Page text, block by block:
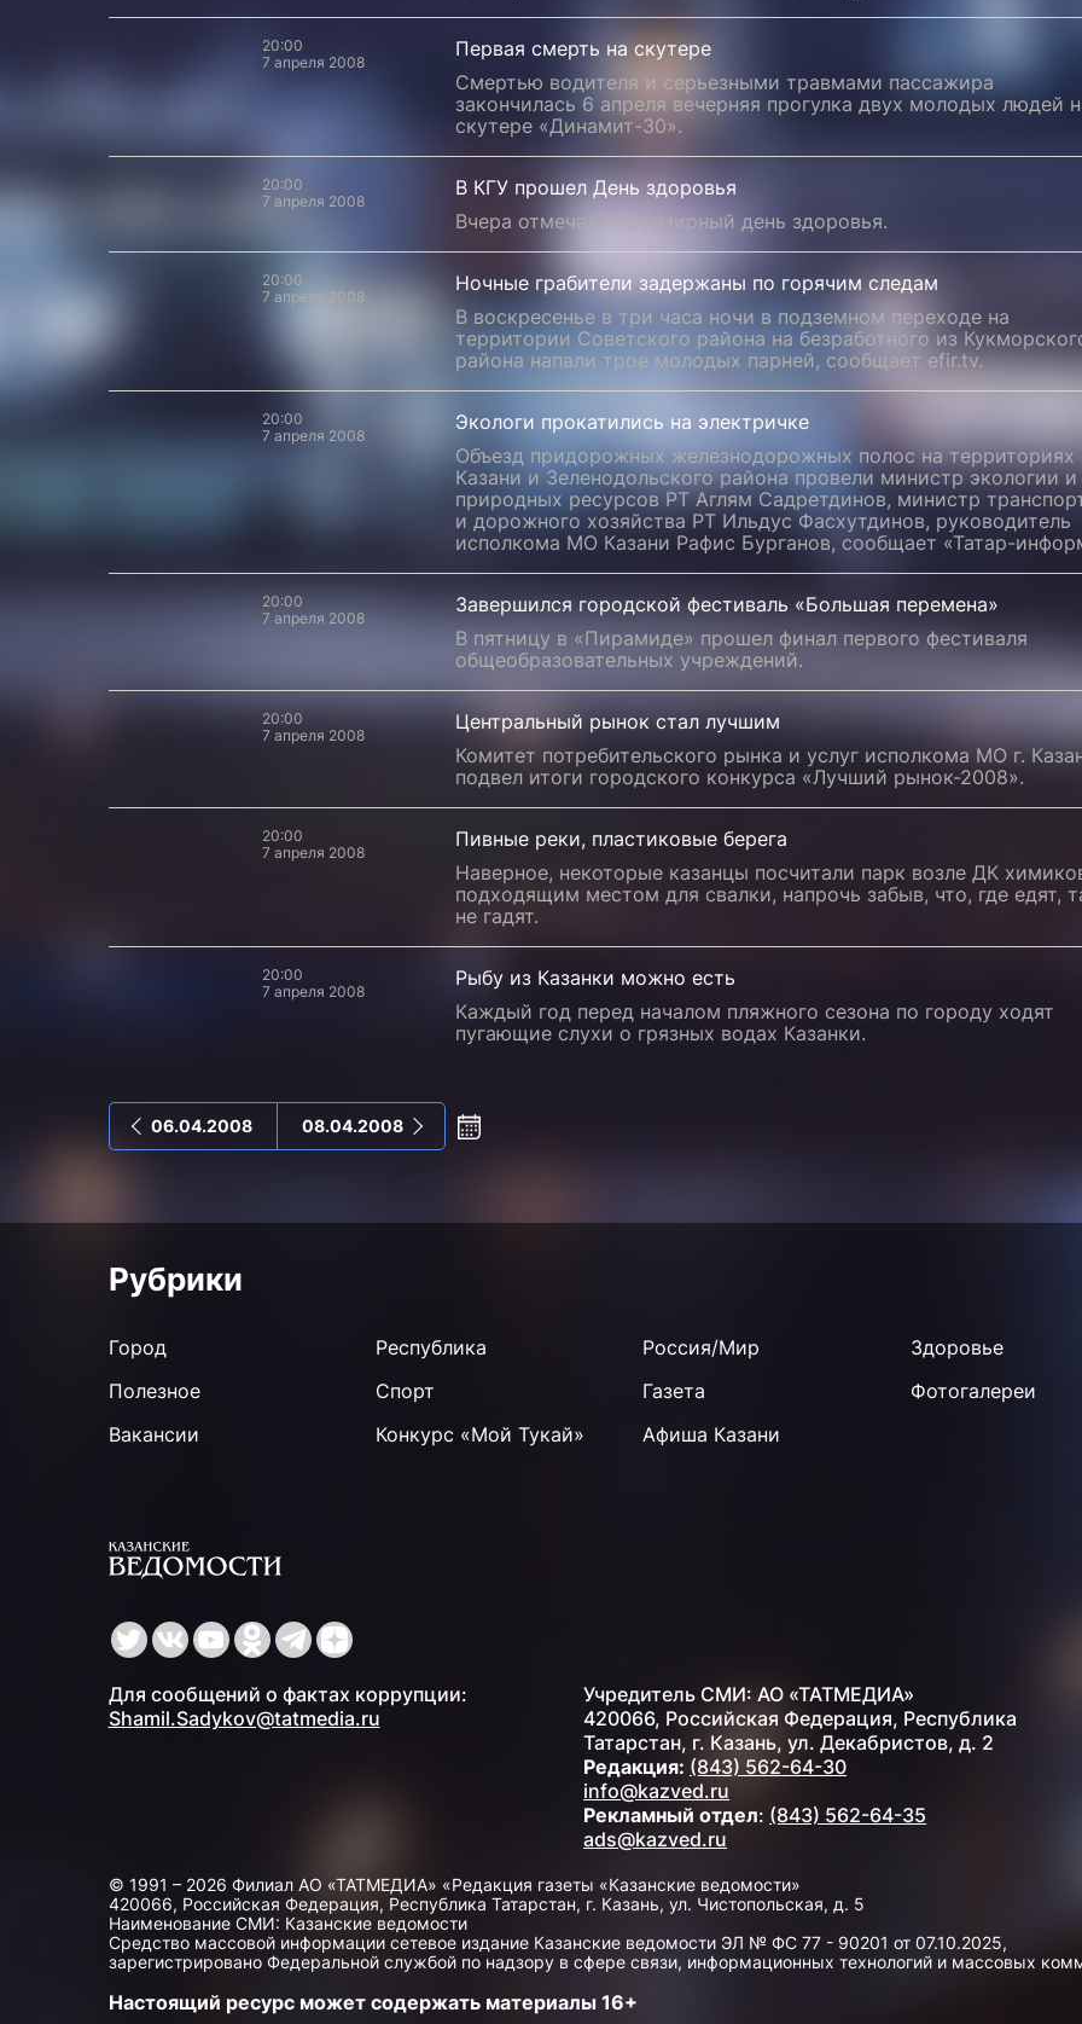
20:00
7 апреля 2008
Первая смерть на скутере
Смертью водителя и серьезными травмами пассажира
закончилась 6 апреля вечерняя прогулка двух молодых людей
скутере «Динамит-30».
20:00
7 апреля 2008
В КГУ прошел День здоровья
Вчера отмечался Всемирный день здоровья.
20:00
7 апреля 2008
Ночные грабители задержаны по горячим следам
В воскресенье в три часа ночи в подземном переходе на
территории Советского района на безработного из
района напали трое молодых парней, сообщает efir.tv.
20:00
7 апреля 2008
Экологи прокатились на электричке
Объезд придорожных железнодорожных полос на территориях
Казани и Зеленодольского района провели министр экологии и
природных ресурсов РТ Аглям Садретдинов, министр
и дорожного хозяйства РТ Ильдус Фасхутдинов, руководитель
исполкома МО Казани Рафис Бурганов, сообщает «Татар-
20:00
7 апреля 2008
Завершился городской фестиваль «Большая перемена»
В пятницу в «Пирамиде» прошел финал первого фестиваля
общеобразовательных учреждений.
20:00
7 апреля 2008
Центральный рынок стал лучшим
Комитет потребительского рынка и услуг исполкома МО г.
подвел итоги городского конкурса «Лучший рынок-2008».
20:00
7 апреля 2008
Пивные реки, пластиковые берега
Наверное, некоторые казанцы посчитали парк возле ДК
подходящим местом для свалки, напрочь забыв, что, где едят,
не гадят.
20:00
7 апреля 2008
Рыбу из Казанки можно есть
Каждый год перед началом пляжного сезона по городу ходят
пугающие слухи о грязных водах Казанки.
06.04.2008 08.04.2008
Рубрики
Город Республика Россия/Мир
Здоровье
Полезное
Спорт Газета
Фотогалереи
Вакансии
Конкурс «Мой Тукай» Афиша Казани
Для сообщений о фактах коррупции:
Shamil.Sadykov@tatmedia.ru
Учредитель СМИ: АО «ТАТМЕДИА»
420066, Российская Федерация, Республика
Татарстан, г. Казань, ул. Декабристов, д. 2
Редакция: (843) 562-64-30
info@kazved.ru
Рекламный отдел: (843) 562-64-35
ads@kazved.ru
© 1991 – 2026 Филиал АО «ТАТМЕДИА» «Редакция газеты «Казанские ведомости»
420066, Российская Федерация, Республика Татарстан, г. Казань, ул. Чистопольская, д. 5
Наименование СМИ: Казанские ведомости
Средство массовой информации сетевое издание Казанские ведомости ЭЛ № ФС 77 - 90201 от 07.10.2025,
зарегистрировано Федеральной службой по надзору в сфере связи, информационных технологий и массовых
Настоящий ресурс может содержать материалы 16+